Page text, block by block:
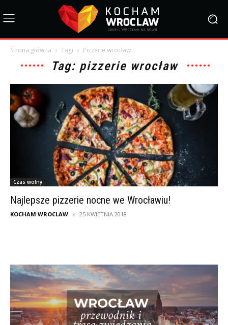
Strona główna Tagi Pizzerie wrocław
Tag: pizzerie wrocław
Czas wolny
Najlepsze pizzerie nocne we Wrocławiu!
KOCHAM WROCLAW 25 KWIETNIA 2018